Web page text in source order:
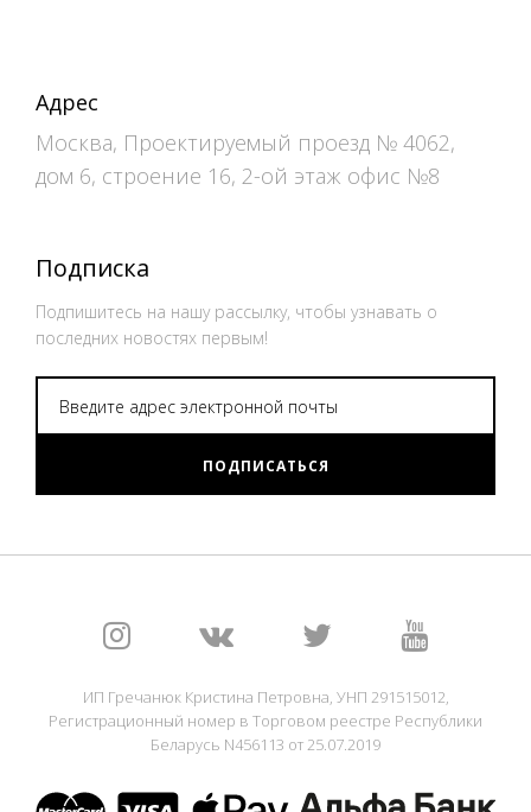
Адрес
Москва, Проектируемый проезд № 4062,
дом 6, строение 16, 2-ой этаж офис №8
Подписка
Подпишитесь на нашу рассылку, чтобы узнавать о
последних новостях первым!
ПОДПИСАТЬСЯ
ИП Гречанюк Кристина Петровна, УНП 291515012,
Регистрационный номер в Торговом реестре Республики
Беларусь N456113 от 25.07.2019